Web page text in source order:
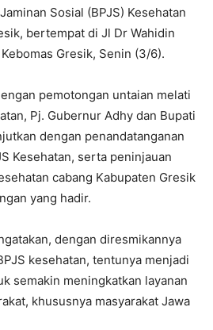
Sosial (BPJS) Kesehatan
bertempat di Jl Dr Wahidin
Gresik, Senin (3/6).
pemotongan untaian melati
Pj. Gubernur Adhy dan Bupati
dengan penandatanganan
Kesehatan, serta peninjauan
cabang Kabupaten Gresik
yang hadir.
dengan diresmikannya
kesehatan, tentunya menjadi
semakin meningkatkan layanan
khususnya masyarakat Jawa